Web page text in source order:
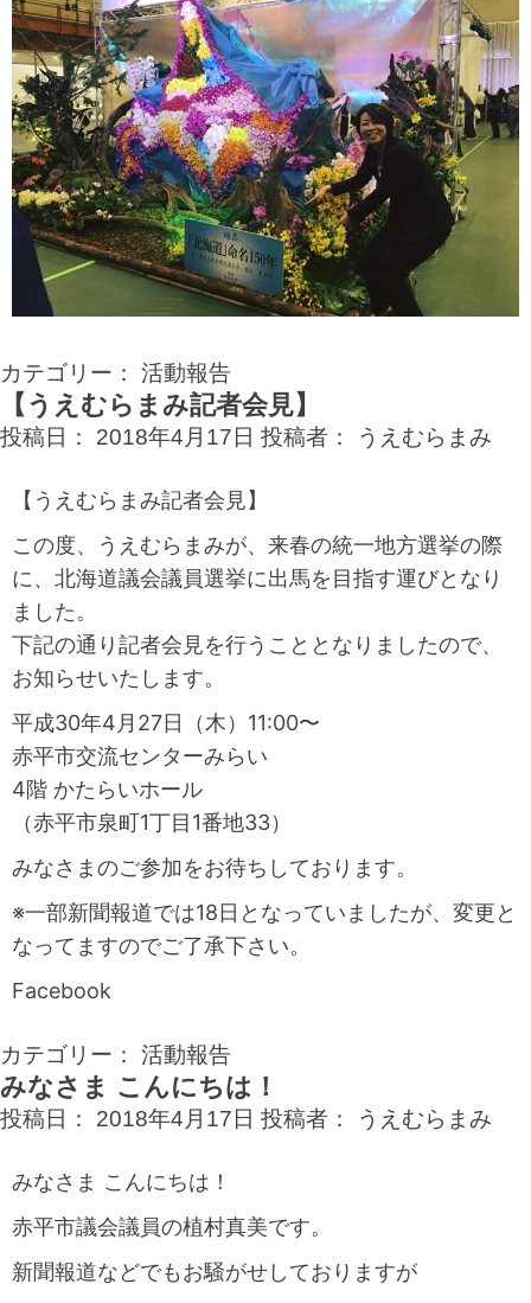
カテゴリー： 活動報告
【うえむらまみ記者会見】
投稿日： 2018年4月17日 投稿者： うえむらまみ
【うえむらまみ記者会見】
この度、うえむらまみが、来春の統一地方選挙の際
に、北海道議会議員選挙に出馬を目指す運びとなり
ました。
下記の通り記者会見を行うこととなりましたので、
お知らせいたします。
平成30年4月27日（木）11:00〜
赤平市交流センターみらい
4階 かたらいホール
（赤平市泉町1丁目1番地33）
みなさまのご参加をお待ちしております。
※一部新聞報道では18日となっていましたが、変更と
なってますのでご了承下さい。
Facebook
カテゴリー： 活動報告
みなさま こんにちは！
投稿日： 2018年4月17日 投稿者： うえむらまみ
みなさま こんにちは！
赤平市議会議員の植村真美です。
新聞報道などでもお騒がせしておりますが